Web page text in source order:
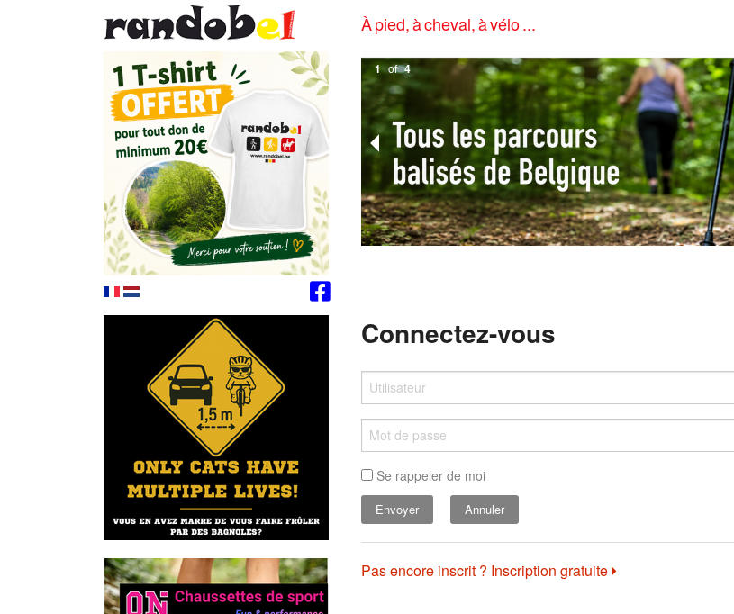
À pied, à cheval, à vélo ...
1 of 4
Connectez-vous
Se rappeler de moi
Annuler
Pas encore inscrit ? Inscription gratuite